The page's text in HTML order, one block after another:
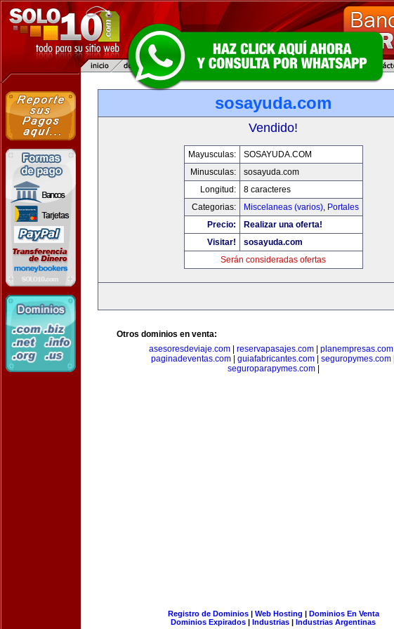
sosayuda.com
Vendido!
Mayusculas:
SOSAYUDA.COM
Minusculas:
sosayuda.com
Longitud:
8 caracteres
Categorias:
Miscelaneas (varios), Portales
Precio:
Realizar una oferta!
Visitar!
sosayuda.com
Serán consideradas ofertas
Otros dominios en venta:
asesoresdeviaje.com
reservapasajes.com planempresas.com
paginadeventas.com
guiafabricantes.com seguropymes.com
seguroparapymes.com|
Registro de Dominios| Web Hosting | Dominios En Venta
Dominios Expirados | Industrias | Industrias Argentinas